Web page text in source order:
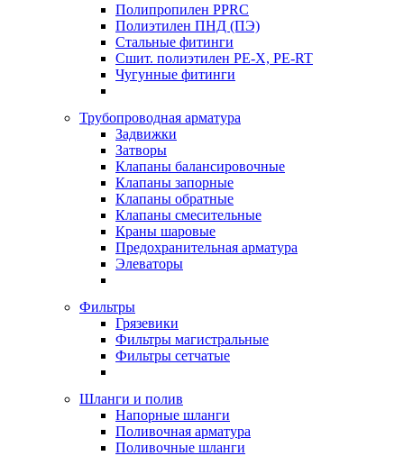
Полипропилен PPRC
Полиэтилен ПНД (ПЭ)
Стальные фитинги
Сшит. полиэтилен PE-X, PE-RT
Чугунные фитинги
Трубопроводная арматура
Задвижки
Затворы
Клапаны балансировочные
Клапаны запорные
Клапаны обратные
Клапаны смесительные
Краны шаровые
Предохранительная арматура
Элеваторы
Фильтры
Грязевики
Фильтры магистральные
Фильтры сетчатые
Шланги и полив
Напорные шланги
Поливочная арматура
Поливочные шланги